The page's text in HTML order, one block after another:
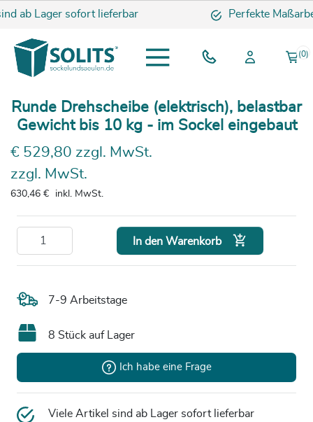
ab Lager sofort lieferbar Perfekte
(0)
Runde Drehscheibe (elektrisch), belastbar
Gewicht bis 10 kg - im Sockel eingebaut
€ 529,80 zzgl. MwSt.
zzgl. MwSt.
630,46 € inkl. MwSt.
In den Warenkorb 
7-9 Arbeitstage
8 Stück auf Lager
Ich habe eine Frage
Viele Artikel sind ab Lager sofort lieferbar